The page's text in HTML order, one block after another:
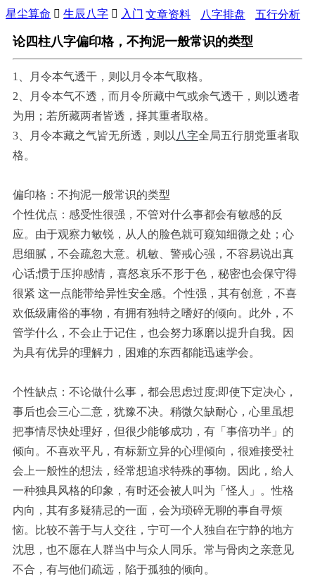
星尘算命  生辰八字  入门 文章资料 八字排盘 五行分析
论四柱八字偏印格，不拘泥一般常识的类型
1、月令本气透干，则以月令本气取格。
2、月令本气不透，而月令所藏中气或余气透干，则以透者
为用；若所藏两者皆透，择其重者取格。
3、月令本藏之气皆无所透，则以 八字全局五行朋党重者取
格。
偏印格：不拘泥一般常识的类型
个性优点：感受性很强，不管对什么事都会有敏感的反
应。由于观察力敏锐，从人的脸色就可窥知细微之处；心
思细腻，不会疏忽大意。机敏、警戒心强，不容易说出真
心话;惯于压抑感情，喜怒哀乐不形于色，秘密也会保守得
很紧 这一点能带给异性安全感。个性强，其有创意，不喜
欢低级庸俗的事物，有拥有独特之嗜好的倾向。此外，不
管学什么，不会止于记住，也会努力琢磨以提升自我。因
为具有优异的理解力，困难的东西都能迅速学会。
个性缺点：不论做什么事，都会思虑过度;即使下定决心，
事后也会三心二意，犹豫不决。稍微欠缺耐心，心里虽想
把事情尽快处理好，但很少能够成功，有「事倍功半」的
倾向。不喜欢平凡，有标新立异的心理倾向，很难接受社
会上一般性的想法，经常想追求特殊的事物。因此，给人
一种独具风格的印象，有时还会被人叫为「怪人」。性格
内向，其有多疑猜忌的一面，会为琐碎无聊的事自寻烦
恼。比较不善于与人交往，宁可一个人独自在宁静的地方
沈思，也不愿在人群当中与众人同乐。常与骨肉之亲意见
不合，有与他们疏远，陷于孤独的倾向。